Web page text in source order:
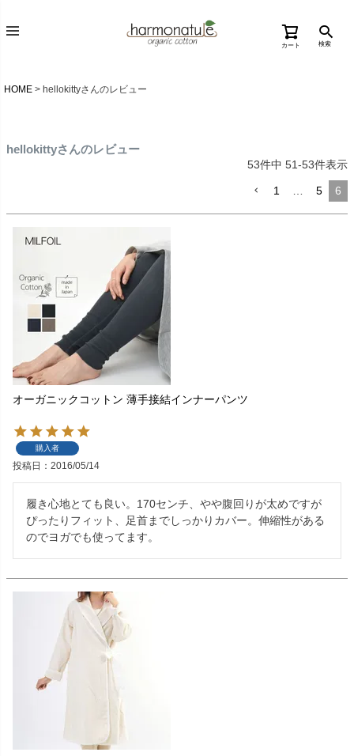
カート 検索
HOME hellokittyさんのレビュー
hellokittyさんのレビュー
53件中 51-53件表示
1 5 6
オーガニックコットン 薄手接結インナーパンツ
購入者
投稿日 2016/05/14
履き心地とても良い。170センチ、やや腹回りが太めですが
ぴったりフィット、足首までしっかりカバー。伸縮性がある
のでヨガでも使ってます。